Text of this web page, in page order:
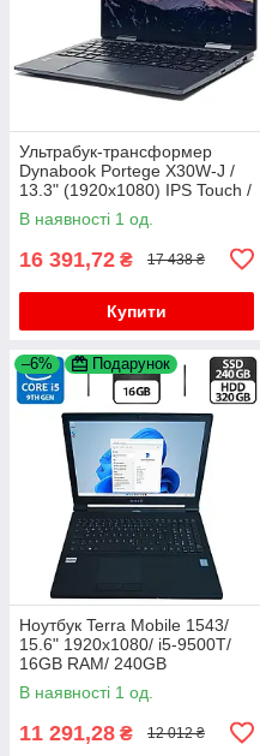
Ультрабук-трансформер
Dynabook Portege X30W-J /
13.3" (1920x1080) IPS Touch /
Intel Core i5-1135G7 (4 (8)
ядра по 2.4 - 4.2 GHz) /
В наявності 1 од.
16 391,72 ₴ 17 438 ₴
Купити
–6% Подарунок
Ноутбук Terra Mobile 1543/
15.6" 1920x1080/ i5-9500T/
16GB RAM/ 240GB
SSD+320GB HDD/ UHD 630/
Без АКБ
В наявності 1 од.
11 291,28 ₴ 12 012 ₴